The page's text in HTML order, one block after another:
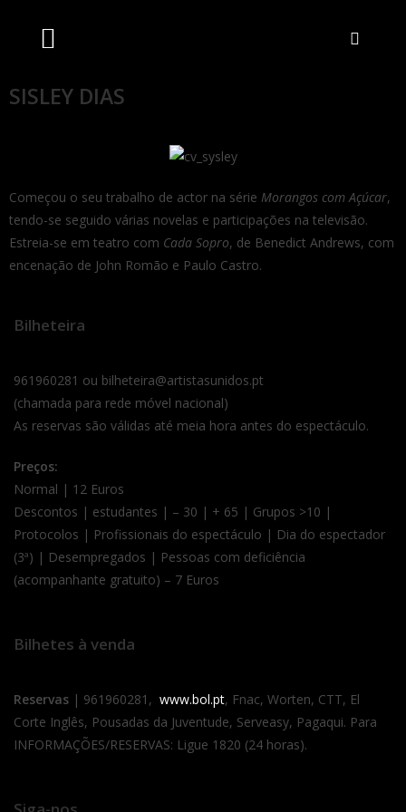
SISLEY DIAS
Começou o seu trabalho de actor na série Morangos com Açúcar,
tendo-se seguido várias novelas e participações na televisão.
Estreia-se em teatro com Cada Sopro, de Benedict Andrews, com
encenação de John Romão e Paulo Castro.
Bilheteira
961960281 ou bilheteira@artistasunidos.pt
(chamada para rede móvel nacional)
As reservas são válidas até meia hora antes do espectáculo.
Preços:
Normal | 12 Euros
Descontos | estudantes | – 30 | + 65 | Grupos >10 |
Protocolos | Profissionais do espectáculo | Dia do espectador
(3ª) | Desempregados | Pessoas com deficiência
(acompanhante gratuito) – 7 Euros
Bilhetes à venda
Reservas | 961960281, www.bol.pt, Fnac, Worten, CTT, El
Corte Inglês, Pousadas da Juventude, Serveasy, Pagaqui. Para
INFORMAÇÕES/RESERVAS: Ligue 1820 (24 horas).